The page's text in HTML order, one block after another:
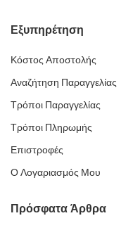
Εξυπηρέτηση
Κόστος Αποστολής
Αναζήτηση Παραγγελίας
Τρόποι Παραγγελίας
Τρόποι Πληρωμής
Επιστροφές
Ο Λογαριασμός Μου
Πρόσφατα Άρθρα